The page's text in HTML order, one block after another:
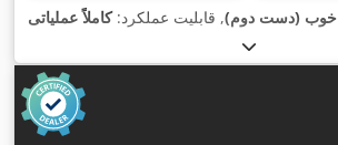
خوب (دست دوم), قابلیت عملکرد:کاملاً عملیاتی